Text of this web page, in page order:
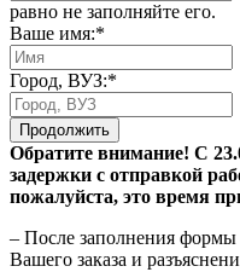
равно не заполняйте его.
Ваше имя:*
Город, ВУЗ:*
Продолжить
Обратите внимание! С
задержки с отправкой
пожалуйста, это время
– После заполнения
Вашего заказа и